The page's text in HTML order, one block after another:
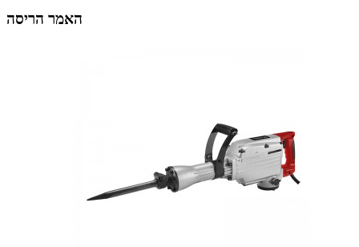
האמר הריסה